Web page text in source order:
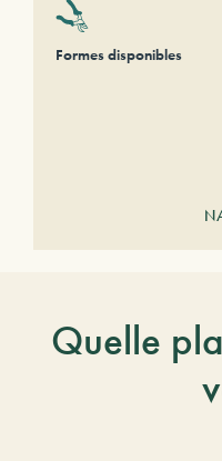
Formes disponibles
Quelle